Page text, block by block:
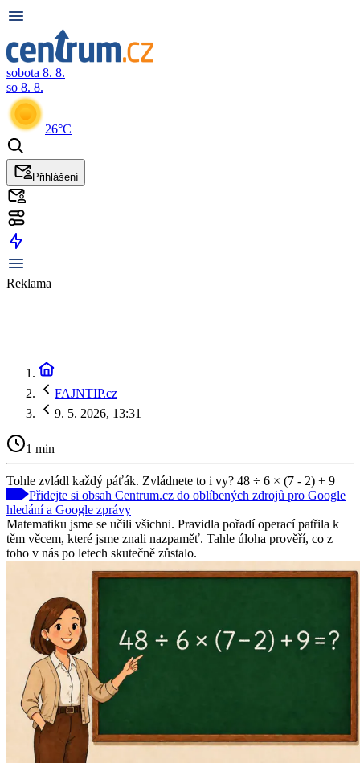
sobota 8. 8.
so 8. 8.
26°C
Přihlášení
Reklama
FAJNTIP.cz
9. 5. 2026, 13:31
1 min
Tohle zvládl každý páťák. Zvládnete to i vy? 48 ÷ 6 × (7 - 2) + 9
Přidejte si obsah Centrum.cz do oblíbených zdrojů pro Google
hledání a Google zprávy
Matematiku jsme se učili všichni. Pravidla pořadí operací patřila k
těm věcem, které jsme znali nazpaměť. Tahle úloha prověří, co z
toho v nás po letech skutečně zůstalo.